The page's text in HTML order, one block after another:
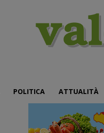
POLITICA ATTUALITÀ